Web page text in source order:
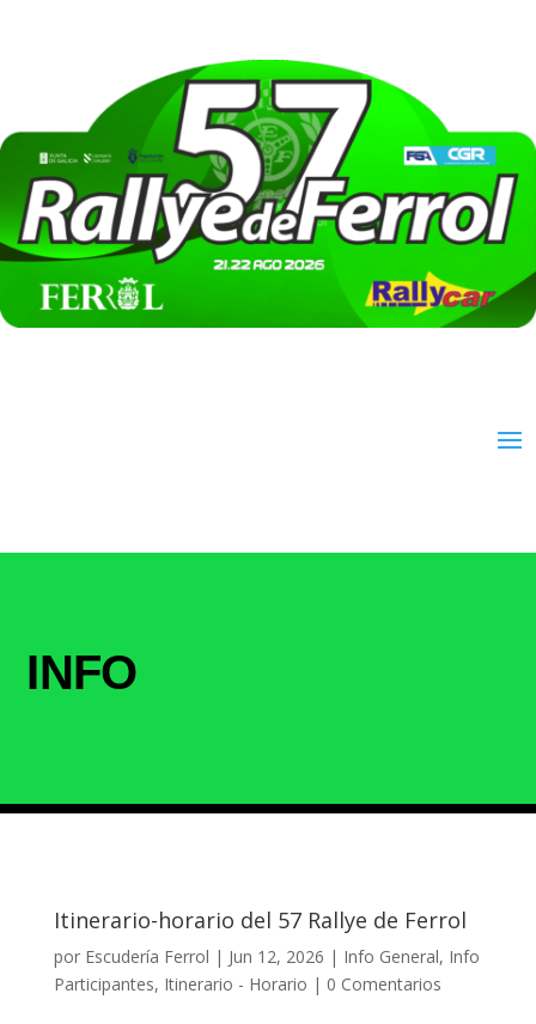
INFO
Itinerario-horario del 57 Rallye de Ferrol
por Escudería Ferrol | Jun 12, 2026 | Info General, Info
Participantes, Itinerario - Horario | 0 Comentarios